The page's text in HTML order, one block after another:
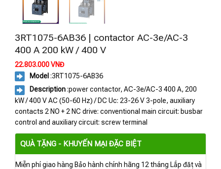
3RT1075-6AB36 | contactor AC-3e/AC-3
400 A 200 kW / 400 V
22.803.000VNĐ
Model :3RT1075-6AB36
Description:power contactor, AC-3e/AC-3 400 A, 200
kW / 400 V AC (50-60 Hz) / DC Uc: 23-26 V 3-pole, auxiliary
contacts 2 NO + 2 NC drive: conventional main circuit: busbar
control and auxiliary circuit: screw terminal
QUÀ TẶNG - KHUYẾN MẠI ĐẶC BIỆT
Miễn phí giao hàng Bảo hành chính hãng 12 tháng Lắp đặt và